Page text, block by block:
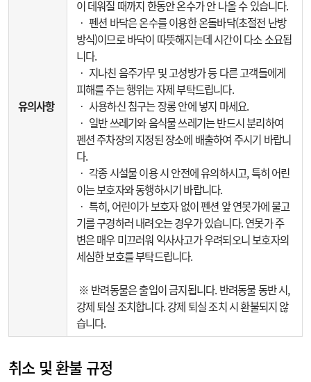
유의사항
이 데워질 때까지 한동안 온수가 안 나올 수 있습니다.
‧ 펜션 바닥은 온수를 이용한 온돌바닥(초절전 난방
방식)이므로 바닥이 따뜻해지는데 시간이 다소 소요됩
니다.
‧ 지나친 음주가무 및 고성방가 등 다른 고객들에게
피해를 주는 행위는 자제 부탁드립니다.
‧ 사용하신 침구는 장롱 안에 넣지 마세요.
‧ 일반 쓰레기와 음식물 쓰레기는 반드시 분리하여
펜션 주차장의 지정된 장소에 배출하여 주시기 바랍니
다.
‧ 각종 시설물 이용 시 안전에 유의하시고, 특히 어린
이는 보호자와 동행하시기 바랍니다.
‧ 특히, 어린이가 보호자 없이 펜션 앞 연못가에 물고
기를 구경하러 내려오는 경우가 있습니다. 연못가 주
변은 매우 미끄러워 익사사고가 우려되오니 보호자의
세심한 보호를 부탁드립니다.
※ 반려동물은 출입이 금지됩니다. 반려동물 동반 시,
강제 퇴실 조치합니다. 강제 퇴실 조치 시 환불되지 않
습니다.
취소 및 환불 규정